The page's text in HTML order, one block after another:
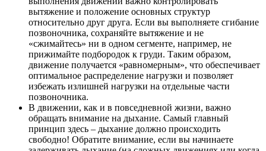
вытяжение и положение основных структур
относительно друг друга. Если вы выполняете сгибание
позвоночника, сохраняйте вытяжение и не
«сжимайтесь» ни в одном сегменте, например, не
прижимайте подбородок к груди. Таким образом,
движение получается «равномерным», что обеспечивает
оптимальное распределение нагрузки и позволяет
избежать излишней нагрузки на отдельные части
позвоночника.
В движении, как и в повседневной жизни, важно
обращать внимание на дыхание. Самый главный
принцип здесь – дыхание должно происходить
свободно! Обратите внимание, если вы начинаете